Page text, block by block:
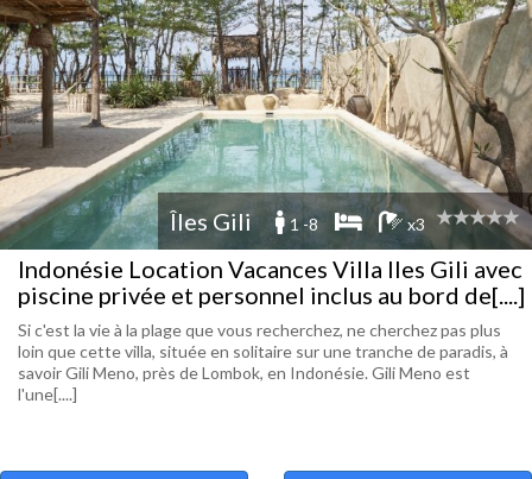
Îles Gili 1 -8 x3
Indonésie Location Vacances Villa Iles Gili avec
piscine privée et personnel inclus au bord de[....]
Si c'est la vie à la plage que vous recherchez, ne cherchez pas plus
loin que cette villa, située en solitaire sur une tranche de paradis, à
savoir Gili Meno, près de Lombok, en Indonésie. Gili Meno est
l'une[....]